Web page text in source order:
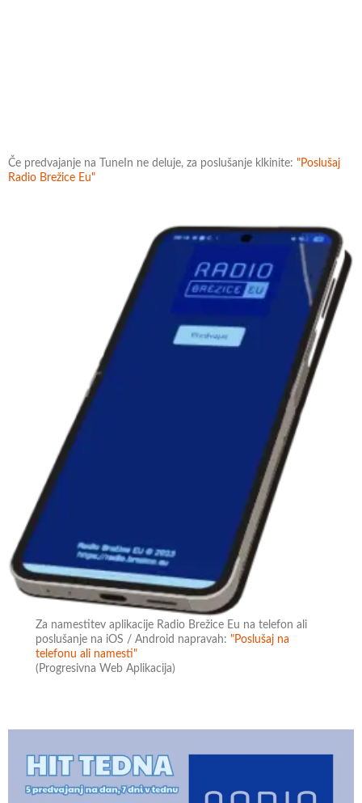
Če predvajanje na TuneIn ne deluje, za poslušanje klkinite: "Poslušaj
Radio Brežice Eu"
Za namestitev aplikacije Radio Brežice Eu na telefon ali
poslušanje na iOS / Android napravah:"Poslušaj na
telefonu ali namesti"
(Progresivna Web Aplikacija)